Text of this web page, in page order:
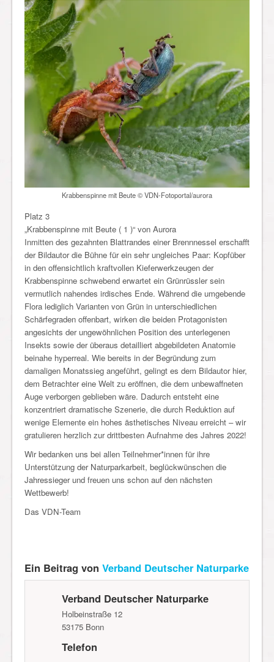
Krabbenspinne mit Beute © VDN-Fotoportal/aurora
Platz 3
„Krabbenspinne mit Beute ( 1 )“ von Aurora
Inmitten des gezahnten Blattrandes einer Brennnessel erschafft
der Bildautor die Bühne für ein sehr ungleiches Paar: Kopfüber
in den offensichtlich kraftvollen Kieferwerkzeugen der
Krabbenspinne schwebend erwartet ein Grünrüssler sein
vermutlich nahendes irdisches Ende. Während die umgebende
Flora lediglich Varianten von Grün in unterschiedlichen
Schärfegraden offenbart, wirken die beiden Protagonisten
angesichts der ungewöhnlichen Position des unterlegenen
Insekts sowie der überaus detailliert abgebildeten Anatomie
beinahe hyperreal. Wie bereits in der Begründung zum
damaligen Monatssieg angeführt, gelingt es dem Bildautor hier,
dem Betrachter eine Welt zu eröffnen, die dem unbewaffneten
Auge verborgen geblieben wäre. Dadurch entsteht eine
konzentriert dramatische Szenerie, die durch Reduktion auf
wenige Elemente ein hohes ästhetisches Niveau erreicht – wir
gratulieren herzlich zur drittbesten Aufnahme des Jahres 2022!
Wir bedanken uns bei allen Teilnehmer*innen für ihre
Unterstützung der Naturparkarbeit, beglückwünschen die
Jahressieger und freuen uns schon auf den nächsten
Wettbewerb!
Das VDN-Team
Ein Beitrag von Verband Deutscher Naturparke
Verband Deutscher Naturparke
Holbeinstraße 12
53175 Bonn
Telefon